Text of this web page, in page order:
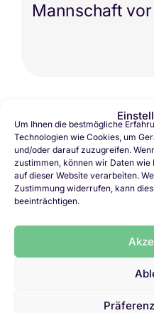
Um Ihnen die bestmögliche
Technologien wie Cookies, um
und/oder darauf zuzugreifen.
zustimmen, können wir Daten
auf dieser Website verarbeiten.
Zustimmung widerrufen, kann
beeinträchtigen.
Mannschaft